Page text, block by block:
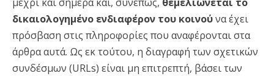
δικαιολογημένο ενδιαφέρον του κοινούνα έχει
πρόσβαση στις πληροφορίες που αναφέρονται στα
άρθρα αυτά. Ως εκ τούτου, η διαγραφή των σχετικών
συνδέσμων (URLs) είναι μη επιτρεπτή, βάσει των